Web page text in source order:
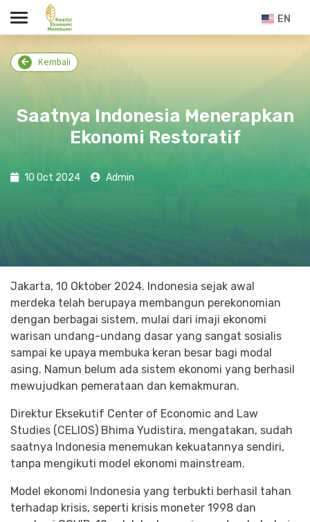
EN
Kembali
Saatnya Indonesia Menerapkan
Ekonomi Restoratif
10 Oct 2024 Admin
Jakarta, 10 Oktober 2024. Indonesia sejak awal
merdeka telah berupaya membangun perekonomian
dengan berbagai sistem, mulai dari imaji ekonomi
warisan undang-undang dasar yang sangat sosialis
sampai ke upaya membuka keran besar bagi modal
asing. Namun belum ada sistem ekonomi yang berhasil
mewujudkan pemerataan dan kemakmuran.
Direktur Eksekutif Center of Economic and Law
Studies (CELIOS) Bhima Yudistira, mengatakan, sudah
saatnya Indonesia menemukan kekuatannya sendiri,
tanpa mengikuti model ekonomi mainstream.
Model ekonomi Indonesia yang terbukti berhasil tahan
terhadap krisis, seperti krisis moneter 1998 dan